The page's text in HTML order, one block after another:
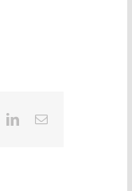
LinkedInЕлектронна